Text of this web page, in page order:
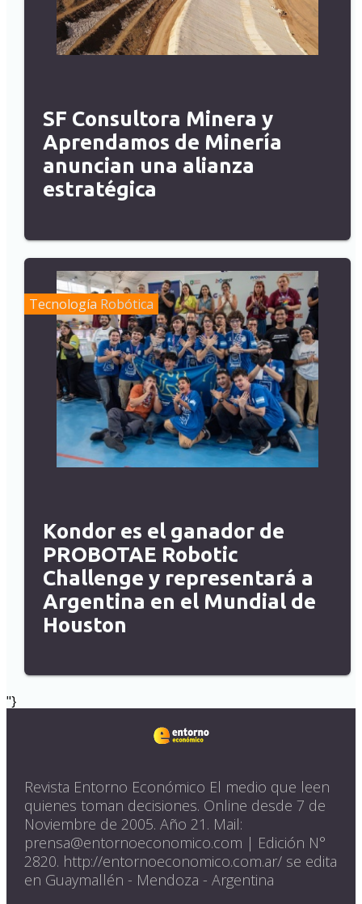
SF Consultora Minera y
Aprendamos de Minería
anuncian una alianza
estratégica
Tecnología Robótica
Kondor es el ganador de
PROBOTAE Robotic
Challenge y representará a
Argentina en el Mundial de
Houston
"}
Revista Entorno Económico El medio que leen
quienes toman decisiones. Online desde 7 de
Noviembre de 2005. Año 21. Mail:
prensa@entornoeconomico.com | Edición N°
2820. http://entornoeconomico.com.ar/ se edita
en Guaymallén - Mendoza - Argentina